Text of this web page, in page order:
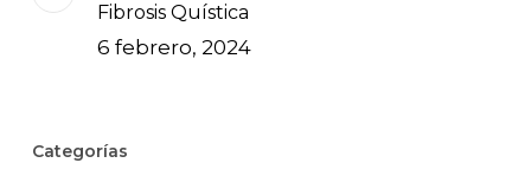
Fibrosis Quística
6 febrero, 2024
Categorías